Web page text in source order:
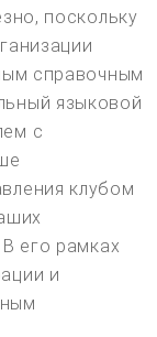
поскольку
справочным
языковой
с
клубом
его рамках
и